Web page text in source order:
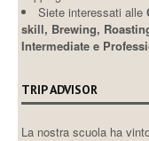
Siete interessati alle
skill, Brewing,
Intermediate e
TRIP ADVISOR
La nostra scuola ha